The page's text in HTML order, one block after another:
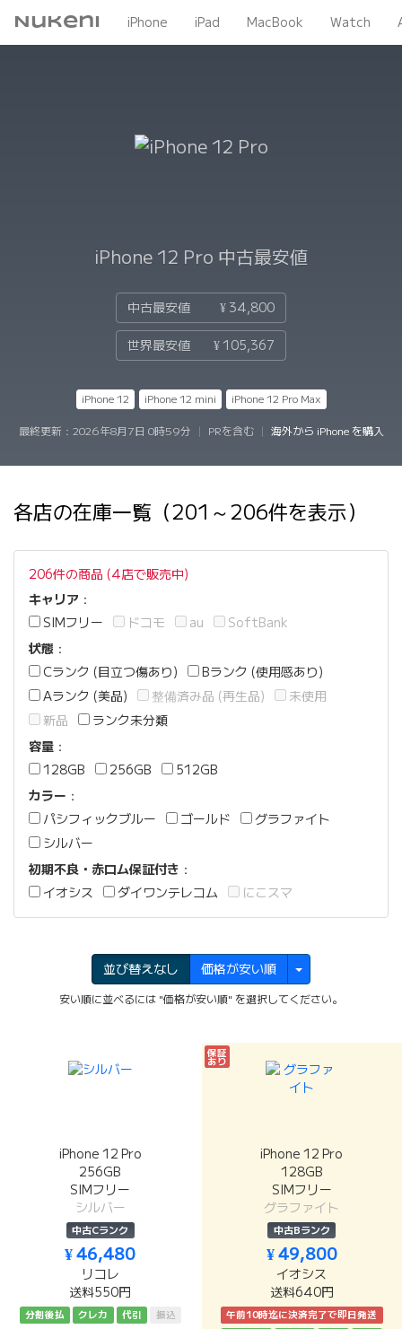
Nukeni iPhone iPad MacBook Watch
iPhone 12 Pro 中古最安値
中古最安値 ¥ 34,800
世界最安値 ¥ 105,367
iPhone 12 iPhone 12 mini iPhone 12 Pro Max
最終更新： 2026年8月7日 0時59分 PRを含む 海外から iPhone を購入
各店の在庫一覧（201～206件を表示）
206件の商品 (4店で販売中)
キャリア ：
SIMフリー
ドコモ au
SoftBank
状態 ：
Cランク (目立つ傷あり)
Bランク (使用感あり)
Aランク (美品)
整備済み品 (再生品)
未使用
新品
ランク未分類
容量 ：
128GB
256GB
512GB
カラー ：
パシフィックブルー
ゴールド
グラファイト
シルバー
初期不良・赤ロム保証付き ：
イオシス
ダイワンテレコム にこスマ
並び替えなし 価格が安い順
安い順に並べるには "価格が安い順" を選択してください。
iPhone 12 Pro
256GB
SIMフリー
シルバー
中古Cランク
¥ 46,480
リコレ
送料550円
分割後払 クレカ 代引 振込
保証
あり
iPhone 12 Pro
128GB
SIMフリー
グラファイト
中古Bランク
¥ 49,800
イオシス
送料640円
午前10時迄に決済完了で即日発送